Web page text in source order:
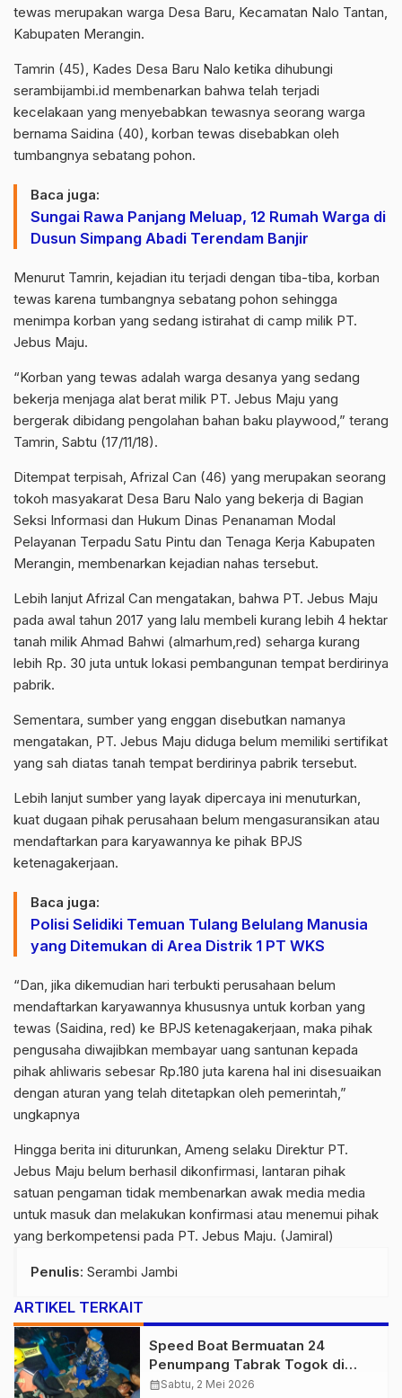
tewas merupakan warga Desa Baru, Kecamatan Nalo Tantan,
Kabupaten Merangin.
Tamrin (45), Kades Desa Baru Nalo ketika dihubungi
serambijambi.id membenarkan bahwa telah terjadi
kecelakaan yang menyebabkan tewasnya seorang warga
bernama Saidina (40), korban tewas disebabkan oleh
tumbangnya sebatang pohon.
Baca juga:
Sungai Rawa Panjang Meluap, 12 Rumah Warga di
Dusun Simpang Abadi Terendam Banjir
Menurut Tamrin, kejadian itu terjadi dengan tiba-tiba, korban
tewas karena tumbangnya sebatang pohon sehingga
menimpa korban yang sedang istirahat di camp milik PT.
Jebus Maju.
“Korban yang tewas adalah warga desanya yang sedang
bekerja menjaga alat berat milik PT. Jebus Maju yang
bergerak dibidang pengolahan bahan baku playwood,” terang
Tamrin, Sabtu (17/11/18).
Ditempat terpisah, Afrizal Can (46) yang merupakan seorang
tokoh masyakarat Desa Baru Nalo yang bekerja di Bagian
Seksi Informasi dan Hukum Dinas Penanaman Modal
Pelayanan Terpadu Satu Pintu dan Tenaga Kerja Kabupaten
Merangin, membenarkan kejadian nahas tersebut.
Lebih lanjut Afrizal Can mengatakan, bahwa PT. Jebus Maju
pada awal tahun 2017 yang lalu membeli kurang lebih 4 hektar
tanah milik Ahmad Bahwi (almarhum,red) seharga kurang
lebih Rp. 30 juta untuk lokasi pembangunan tempat berdirinya
pabrik.
Sementara, sumber yang enggan disebutkan namanya
mengatakan, PT. Jebus Maju diduga belum memiliki sertifikat
yang sah diatas tanah tempat berdirinya pabrik tersebut.
Lebih lanjut sumber yang layak dipercaya ini menuturkan,
kuat dugaan pihak perusahaan belum mengasuransikan atau
mendaftarkan para karyawannya ke pihak BPJS
ketenagakerjaan.
Baca juga:
Polisi Selidiki Temuan Tulang Belulang Manusia
yang Ditemukan di Area Distrik 1 PT WKS
“Dan, jika dikemudian hari terbukti perusahaan belum
mendaftarkan karyawannya khususnya untuk korban yang
tewas (Saidina, red) ke BPJS ketenagakerjaan, maka pihak
pengusaha diwajibkan membayar uang santunan kepada
pihak ahliwaris sebesar Rp.180 juta karena hal ini disesuaikan
dengan aturan yang telah ditetapkan oleh pemerintah,”
ungkapnya
Hingga berita ini diturunkan, Ameng selaku Direktur PT.
Jebus Maju belum berhasil dikonfirmasi, lantaran pihak
satuan pengaman tidak membenarkan awak media media
untuk masuk dan melakukan konfirmasi atau menemui pihak
yang berkompetensi pada PT. Jebus Maju. (Jamiral)
Penulis: Serambi Jambi
ARTIKEL TERKAIT
Speed Boat Bermuatan 24
Penumpang Tabrak Togok di
Kuala Tungkal, Kapten Sempat
calendar_monthSabtu, 2 Mei 2026